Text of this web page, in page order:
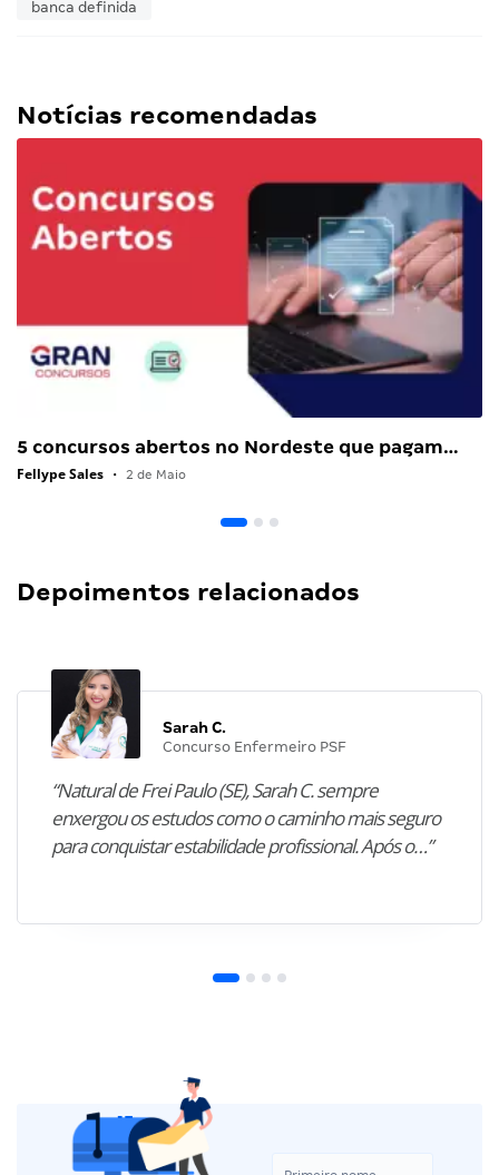
banca definida
Notícias recomendadas
5 concursos abertos no Nordeste que pagam…
Fellype Sales • 2 de Maio
Depoimentos relacionados
Sarah C.
Concurso Enfermeiro PSF
“Natural de Frei Paulo (SE), Sarah C. sempre
enxergou os estudos como o caminho mais seguro
para conquistar estabilidade profissional. Após o…”